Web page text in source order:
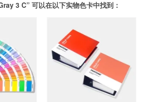
3 C” 可以在以下实物色卡中找到：